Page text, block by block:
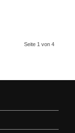
Seite 1 von 4